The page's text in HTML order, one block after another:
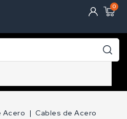
0
Acero
Cables de Acero